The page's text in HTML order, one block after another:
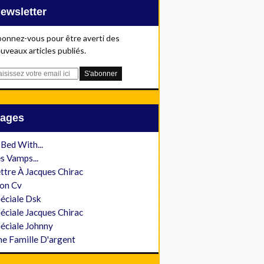
Newsletter
vous pour être averti des
articles publiés.
Pages
With...
Vamps...
À Jacques Chirac
Cv
Dsk
Jacques Chirac
Johnny
Famille D'argent